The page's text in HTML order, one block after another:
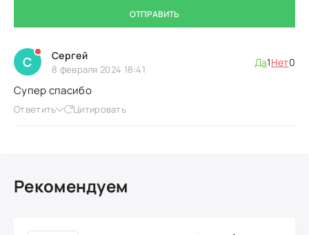
ОТПРАВИТЬ
С Сергей
8 февраля 2024 18:41
Да1Нет0
Супер спасибо
Ответить Цитировать
Рекомендуем